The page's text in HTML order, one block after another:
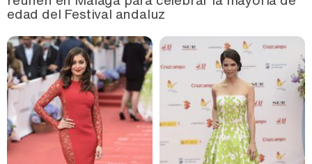
edad del Festival andaluz